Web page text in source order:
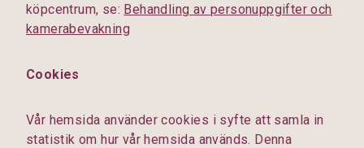
köpcentrum, se: Behandling av personuppgifter och
kamerabevakning
Cookies
Vår hemsida använder cookies i syfte att samla in
statistik om hur vår hemsida används. Denna